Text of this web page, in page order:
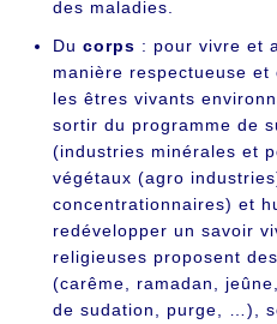
des maladies.
Du corps : pour vivre et
manière respectueuse
les êtres vivants
sortir du programme de
(industries minérales et
végétaux (agro
concentrationnaires) et
redévelopper un savoir
religieuses proposent
(carême, ramadan,
de sudation, purge, …),